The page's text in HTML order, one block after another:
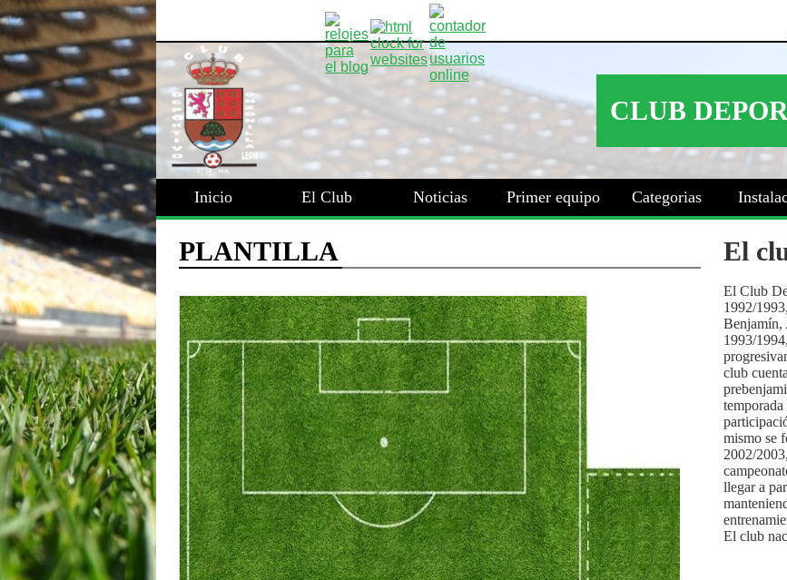
Inicio El Club Noticias Primer equipo Categorias
El
El Club
1992/
Benjamín,
1993/
club
mismo se
2002/
llegar a
El club